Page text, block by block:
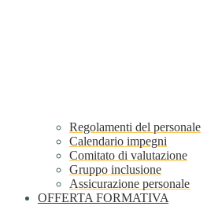
Regolamenti del personale
Calendario impegni
Comitato di valutazione
Gruppo inclusione
Assicurazione personale
OFFERTA FORMATIVA